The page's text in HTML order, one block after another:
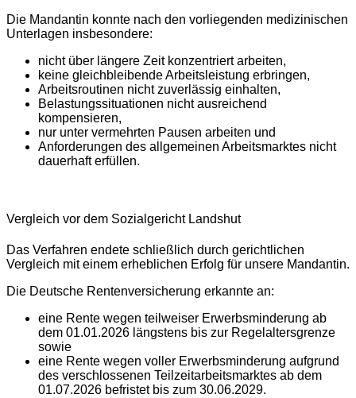
Die Mandantin konnte nach den vorliegenden medizinischen
Unterlagen insbesondere:
nicht über längere Zeit konzentriert arbeiten,
keine gleichbleibende Arbeitsleistung erbringen,
Arbeitsroutinen nicht zuverlässig einhalten,
Belastungssituationen nicht ausreichend
kompensieren,
nur unter vermehrten Pausen arbeiten und
Anforderungen des allgemeinen Arbeitsmarktes nicht
dauerhaft erfüllen.
Vergleich vor dem Sozialgericht Landshut
Das Verfahren endete schließlich durch gerichtlichen
Vergleich mit einem erheblichen Erfolg für unsere Mandantin.
Die Deutsche Rentenversicherung erkannte an:
eine Rente wegen teilweiser Erwerbsminderung ab
dem 01.01.2026 längstens bis zur Regelaltersgrenze
sowie
eine Rente wegen voller Erwerbsminderung aufgrund
des verschlossenen Teilzeitarbeitsmarktes ab dem
01.07.2026 befristet bis zum 30.06.2029.